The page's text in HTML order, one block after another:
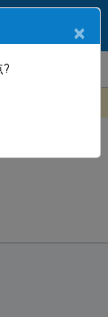
Citrix SD-WAN
SD-
×
?